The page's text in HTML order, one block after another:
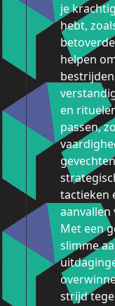
je
hebt,
helpen
en
passen,
tactieken
aanvallen
Met een
slimme
strijd